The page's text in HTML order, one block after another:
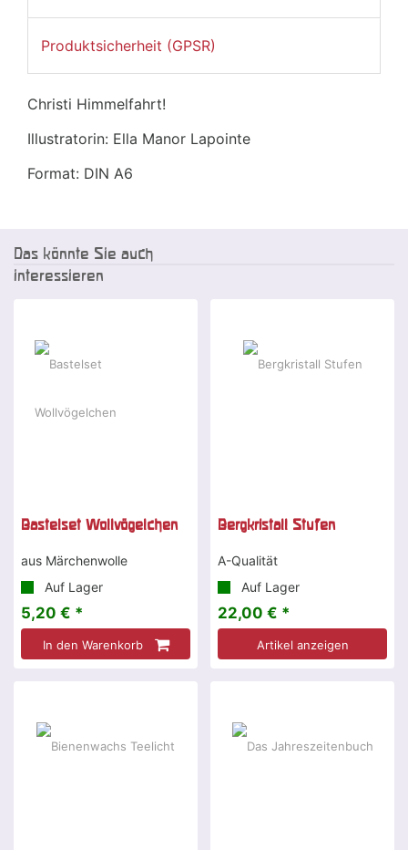
Produktsicherheit (GPSR)
Christi Himmelfahrt!
Illustratorin: Ella Manor Lapointe
Format: DIN A6
Das könnte Sie auch
interessieren
Bastelset Wollvögelchen
aus Märchenwolle
Auf Lager
5,20 € *
In den Warenkorb
Bergkristall Stufen
A-Qualität
Auf Lager
22,00 € *
Artikel anzeigen